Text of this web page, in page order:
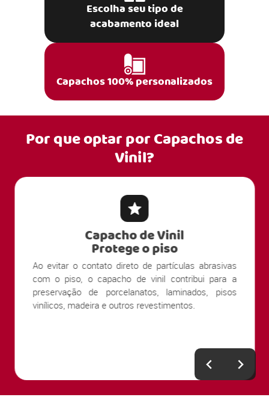
Escolha seu tipo de
acabamento ideal
Capachos 100% personalizados
Por que optar porCapachos de
Vinil?
Capacho de Vinil
Protege o piso
Ao evitar o contato direto de partículas abrasivas
com o piso, o capacho de vinil contribui para a
preservação de porcelanatos, laminados, pisos
vinílicos, madeira e outros revestimentos.